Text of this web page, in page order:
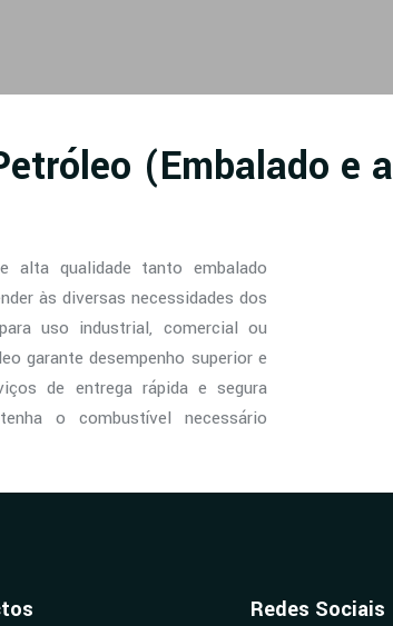
(Embalado e a
alta qualidade tanto embalado
às diversas necessidades dos
uso industrial, comercial ou
garante desempenho superior e
de entrega rápida e segura
o combustível necessário
Redes Sociais